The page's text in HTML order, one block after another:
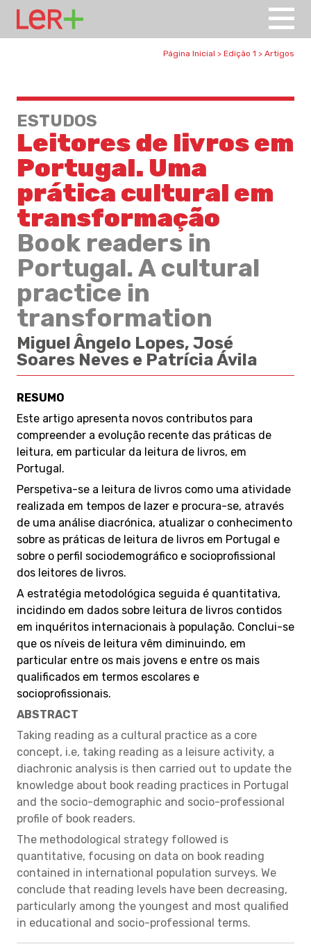
Página Inicial > Edição 1 > Artigos
ESTUDOS
Leitores de livros em
Portugal. Uma
prática cultural em
transformação
Book readers in
Portugal. A cultural
practice in
transformation
Miguel Ângelo Lopes, José
Soares Neves e Patrícia Ávila
RESUMO
Este artigo apresenta novos contributos para
compreender a evolução recente das práticas de
leitura, em particular da leitura de livros, em
Portugal.
Perspetiva-se a leitura de livros como uma atividade
realizada em tempos de lazer e procura-se, através
de uma análise diacrónica, atualizar o conhecimento
sobre as práticas de leitura de livros em Portugal e
sobre o perfil sociodemográfico e socioprofissional
dos leitores de livros.
A estratégia metodológica seguida é quantitativa,
incidindo em dados sobre leitura de livros contidos
em inquéritos internacionais à população. Conclui-se
que os níveis de leitura vêm diminuindo, em
particular entre os mais jovens e entre os mais
qualificados em termos escolares e
socioprofissionais.
ABSTRACT
Taking reading as a cultural practice as a core
concept, i.e, taking reading as a leisure activity, a
diachronic analysis is then carried out to update the
knowledge about book reading practices in Portugal
and the socio-demographic and socio-professional
profile of book readers.
The methodological strategy followed is
quantitative, focusing on data on book reading
contained in international population surveys. We
conclude that reading levels have been decreasing,
particularly among the youngest and most qualified
in educational and socio-professional terms.